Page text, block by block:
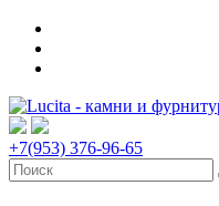
+7(953) 376-96-65